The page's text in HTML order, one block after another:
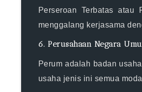
Perseroan Terbatas
menggalang kerjasama
6. Perusahaan Negara
Perum adalah badan
usaha jenis ini semua